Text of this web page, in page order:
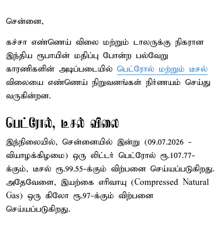
சென்னை,
கச்சா எண்ணெய் விலை மற்றும் டாலருக்கு நிகரான
இந்திய ரூபாயின் மதிப்பு போன்ற பல்வேறு
காரணிகளின் அடிப்படையில் பெட்ரோல் மற்றும் டீசல்
விலையை எண்ணெய் நிறுவனங்கள் நிர்ணயம் செய்து
வருகின்றன.
பெட்ரோல், டீசல் விலை
இந்நிலையில், சென்னையில் இன்று (09.07.2026 -
வியாழக்கிழமை) ஒரு லிட்டர் பெட்ரோல் ரூ.107.77-
க்கும், டீசல் ரூ.99.55-க்கும் விற்பனை செய்யப்படுகிறது.
அதேவேளை, இயற்கை எரிவாயு (Compressed Natural
Gas) ஒரு கிலோ ரூ.97-க்கும் விற்பனை
செய்யப்படுகிறது.